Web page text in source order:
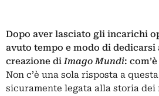
Dopo aver lasciato gli incarichi
avuto tempo e modo di dedicarsi
creazione diImago Mundi:
Non c’è una sola risposta a
sicuramente legata alla storia dei